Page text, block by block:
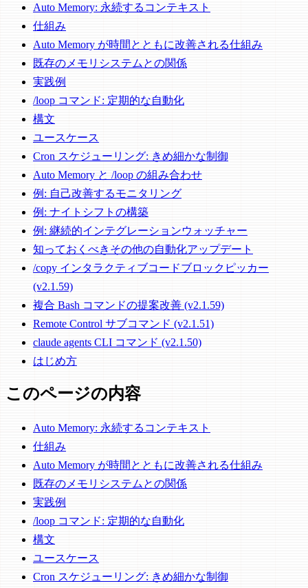
Auto Memory: 永続するコンテキスト
仕組み
Auto Memory が時間とともに改善される仕組み
既存のメモリシステムとの関係
実践例
/loop コマンド: 定期的な自動化
構文
ユースケース
Cron スケジューリング: きめ細かな制御
Auto Memory と /loop の組み合わせ
例: 自己改善するモニタリング
例: ナイトシフトの構築
例: 継続的インテグレーションウォッチャー
知っておくべきその他の自動化アップデート
/copy インタラクティブコードブロックピッカー
(v2.1.59)
複合 Bash コマンドの提案改善 (v2.1.59)
Remote Control サブコマンド (v2.1.51)
claude agents CLI コマンド (v2.1.50)
はじめ方
このページの内容
Auto Memory: 永続するコンテキスト
仕組み
Auto Memory が時間とともに改善される仕組み
既存のメモリシステムとの関係
実践例
/loop コマンド: 定期的な自動化
構文
ユースケース
Cron スケジューリング: きめ細かな制御